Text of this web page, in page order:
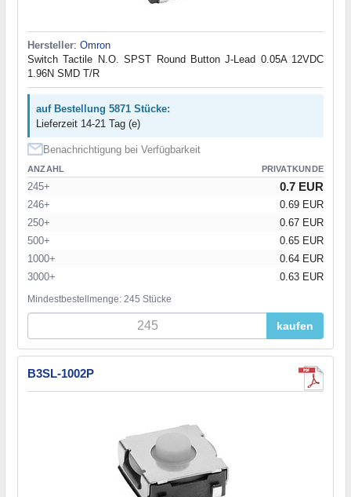
Hersteller: Omron
Switch Tactile N.O. SPST Round Button J-Lead 0.05A 12VDC
1.96N SMD T/R
auf Bestellung 5871 Stücke:
Lieferzeit 14-21 Tag (e)
Benachrichtigung bei Verfügbarkeit
ANZAHL PRIVATKUNDE
245+ 0.7 EUR
246+
0.69 EUR
250+
0.67 EUR
500+
0.65 EUR
1000+
0.64 EUR
3000+
0.63 EUR
Mindestbestellmenge: 245 Stücke
kaufen
B3SL-1002P